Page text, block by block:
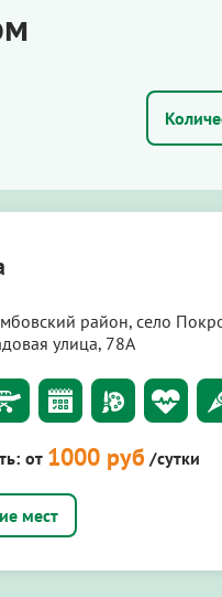
район, село
улица, 78А
от 1000 руб /сутки